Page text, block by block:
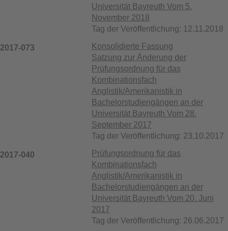
Universität Bayreuth Vom 5.
November 2018
Tag der Veröffentlichung: 12.11.2018
2017-073
Konsolidierte Fassung
Satzung zur Änderung der
Prüfungsordnung für das
Kombinationsfach
Anglistik/Amerikanistik in
Bachelorstudiengängen an der
Universität Bayreuth Vom 28.
September 2017
Tag der Veröffentlichung: 23.10.2017
2017-040
Prüfungsordnung für das
Kombinationsfach
Anglistik/Amerikanistik in
Bachelorstudiengängen an der
Universität Bayreuth Vom 20. Juni
2017
Tag der Veröffentlichung: 26.06.2017